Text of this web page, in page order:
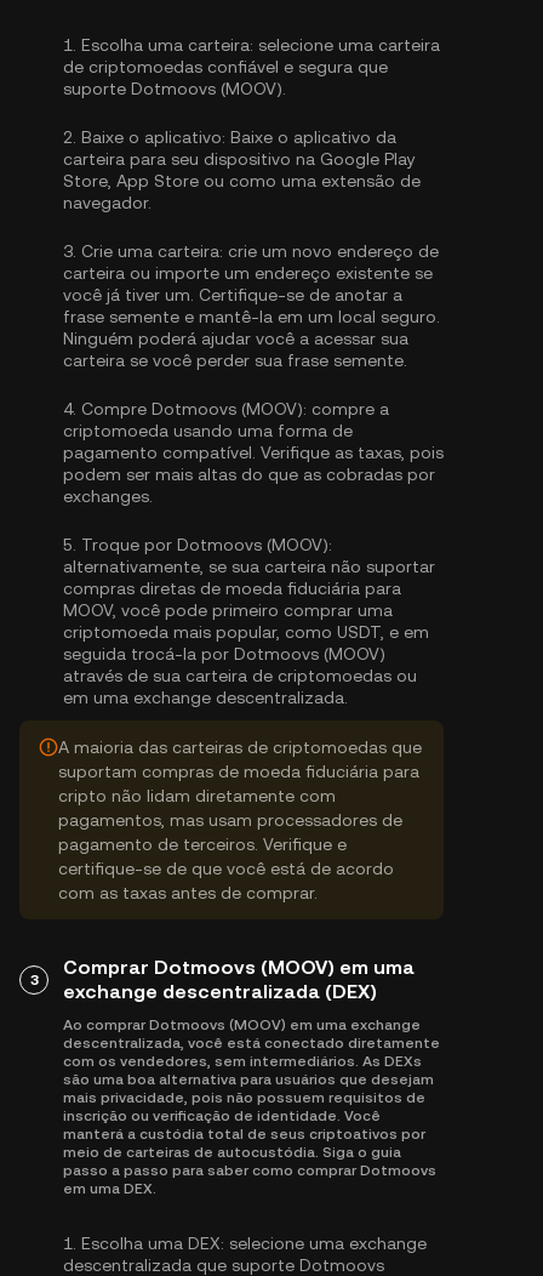
1. Escolha uma carteira: selecione uma carteira
de criptomoedas confiável e segura que
suporte Dotmoovs (MOOV).
2. Baixe o aplicativo: Baixe o aplicativo da
carteira para seu dispositivo na Google Play
Store, App Store ou como uma extensão de
navegador.
3. Crie uma carteira: crie um novo endereço de
carteira ou importe um endereço existente se
você já tiver um. Certifique-se de anotar a
frase semente e mantê-la em um local seguro.
Ninguém poderá ajudar você a acessar sua
carteira se você perder sua frase semente.
4. Compre Dotmoovs (MOOV): compre a
criptomoeda usando uma forma de
pagamento compatível. Verifique as taxas, pois
podem ser mais altas do que as cobradas por
exchanges.
5. Troque por Dotmoovs (MOOV):
alternativamente, se sua carteira não suportar
compras diretas de moeda fiduciária para
MOOV, você pode primeiro comprar uma
criptomoeda mais popular, como USDT, e em
seguida trocá-la por Dotmoovs (MOOV)
através de sua carteira de criptomoedas ou
em uma exchange descentralizada.
A maioria das carteiras de criptomoedas que
suportam compras de moeda fiduciária para
cripto não lidam diretamente com
pagamentos, mas usam processadores de
pagamento de terceiros. Verifique e
certifique-se de que você está de acordo
com as taxas antes de comprar.
3
Comprar Dotmoovs (MOOV) em uma
exchange descentralizada (DEX)
Ao comprar Dotmoovs (MOOV) em uma exchange
descentralizada, você está conectado diretamente
com os vendedores, sem intermediários. As DEXs
são uma boa alternativa para usuários que desejam
mais privacidade, pois não possuem requisitos de
inscrição ou verificação de identidade. Você
manterá a custódia total de seus criptoativos por
meio de carteiras de autocustódia. Siga o guia
passo a passo para saber como comprar Dotmoovs
em uma DEX.
1. Escolha uma DEX: selecione uma exchange
descentralizada que suporte Dotmoovs